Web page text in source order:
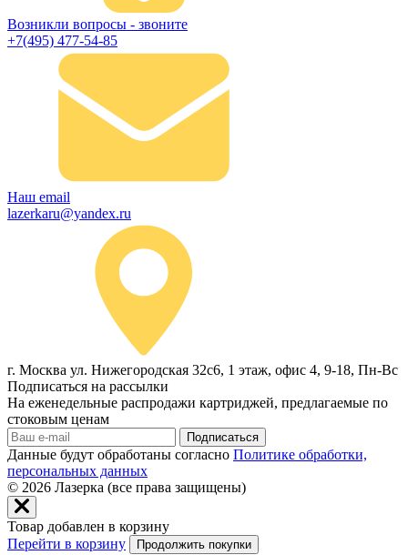
Возникли вопросы - звоните
+7(495) 477-54-85
Наш email
lazerkaru@yandex.ru
г. Москва ул. Нижегородская 32с6, 1 этаж, офис 4, 9-18, Пн-Вс
Подписаться на рассылки
На еженедельные распродажи картриджей, предлагаемые по
стоковым ценам
Подписаться
Данные будут обработаны согласно Политике обработки,
персональных данных
© 2026 Лазерка (все права защищены)
Товар добавлен в корзину
Перейти в корзину
Продолжить покупки